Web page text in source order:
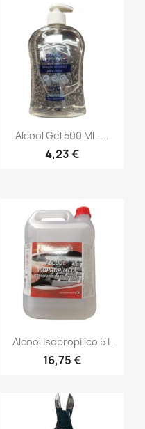
Alcool Gel 500 Ml -...
4,23 €
Alcool Isopropilico 5 L
16,75 €